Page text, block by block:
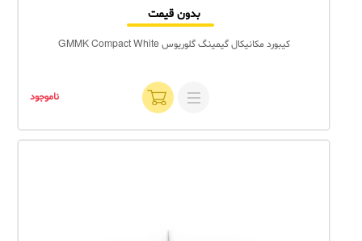
بدون قیمت
کیبورد مکانیکال گیمینگ گلوریوس GMMK Compact White
ناموجود